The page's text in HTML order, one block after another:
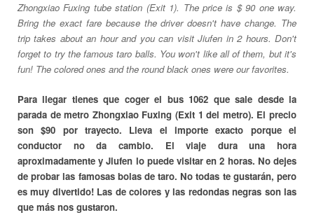
Zhongxiao Fuxing tube station (Exit 1). The price is $ 90 one way.
Bring the exact fare because the driver doesn't have change. The
trip takes about an hour and you can visit Jiufen in 2 hours. Don't
forget to try the famous taro balls. You won't like all of them, but it's
fun! The colored ones and the round black ones were our favorites.
Para llegar tienes que coger el bus 1062 que sale desde la
parada de metro Zhongxiao Fuxing (Exit 1 del metro). El precio
son $90 por trayecto. Lleva el importe exacto porque el
conductor no da cambio. El viaje dura una hora
aproximadamente y Jiufen lo puede visitar en 2 horas. No dejes
de probar las famosas bolas de taro. No todas te gustarán, pero
es muy divertido! Las de colores y las redondas negras son las
que más nos gustaron.